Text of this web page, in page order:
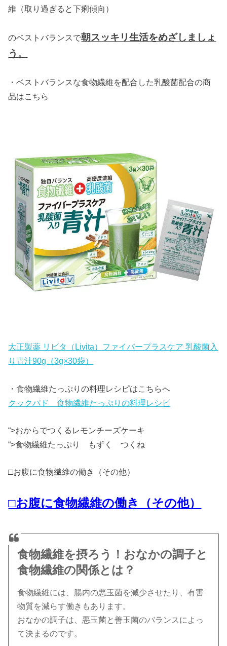
維（取り過ぎると下痢傾向）
のベストバランスで朝スッキリ生活をめざしましょ
う。
・ベストバランスな食物繊維を配合した乳酸菌配合の商
品はこちら
大正製薬 リビタ（Livita）ファイバープラスケア 乳酸菌入
り青汁90g（3g×30袋）
・食物繊維たっぷりの料理レシピはこちらへ
クックパド 食物繊維たっぷりの料理レシピ
“>おからでつくるレモンチーズケーキ
“>食物繊維たっぷり もずく つくね
□お腹に食物繊維の働き（その他）
□お腹に食物繊維の働き（その他）
食物繊維を摂ろう！ おなかの調子と
食物繊維の関係とは？
食物繊維には、腸内の悪玉菌を減少させたり、有害
物質を減らす働きもあります。
おなかの調子は、悪玉菌と善玉菌のバランスによっ
て決まるのです。